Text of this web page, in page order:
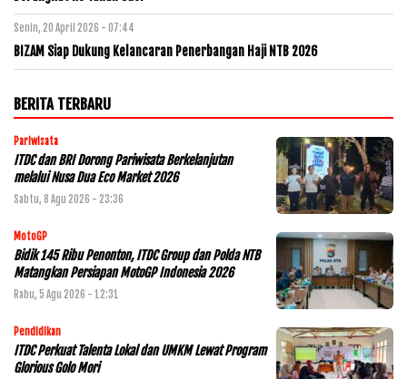
Senin, 20 April 2026 - 07:44
BIZAM Siap Dukung Kelancaran Penerbangan Haji NTB 2026
BERITA TERBARU
Pariwisata
ITDC dan BRI Dorong Pariwisata Berkelanjutan
melalui Nusa Dua Eco Market 2026
Sabtu, 8 Agu 2026 - 23:36
MotoGP
Bidik 145 Ribu Penonton, ITDC Group dan Polda NTB
Matangkan Persiapan MotoGP Indonesia 2026
Rabu, 5 Agu 2026 - 12:31
Pendidikan
ITDC Perkuat Talenta Lokal dan UMKM Lewat Program
Glorious Golo Mori